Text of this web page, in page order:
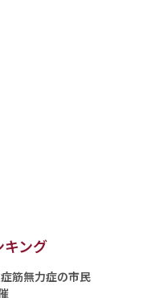
キング
筋無力症の市民